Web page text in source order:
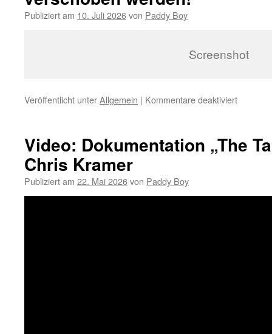
Publiziert am 10. Juli 2026von Paddy Boy
Screenshot
Veröffentlicht unterAllgemein | Kommentare deaktiviert
Rob
12.07.
Video: Dokumentation „The
Chris Kramer
Publiziert am 22. Mai 2026von Paddy Boy